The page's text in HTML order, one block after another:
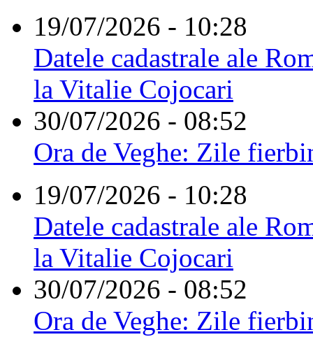
19/07/2026 - 10:28
Datele cadastrale ale
la Vitalie Cojocari
30/07/2026 - 08:52
Ora de Veghe: Zile
19/07/2026 - 10:28
Datele cadastrale ale
la Vitalie Cojocari
30/07/2026 - 08:52
Ora de Veghe: Zile